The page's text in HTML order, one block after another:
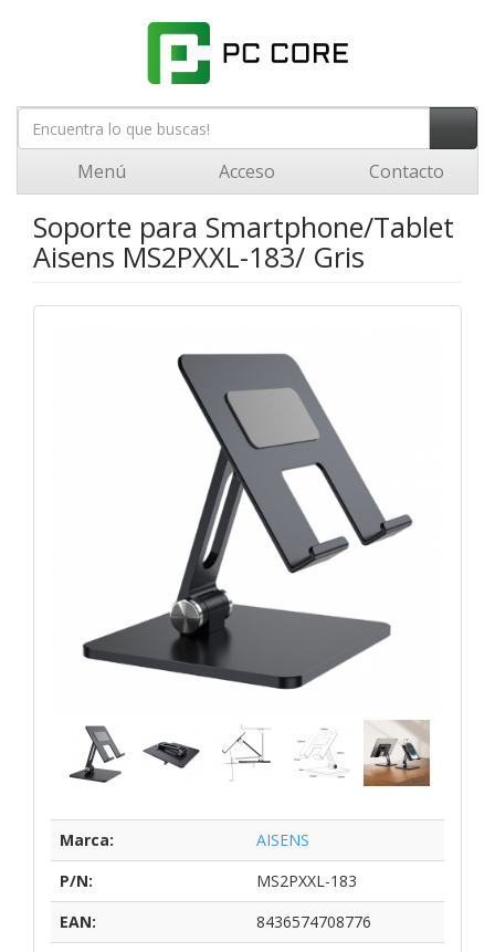
Menú Acceso Contacto
Soporte para Smartphone/Tablet
Aisens MS2PXXL-183/ Gris
Marca:
AISENS
P/N:
MS2PXXL-183
EAN:
8436574708776